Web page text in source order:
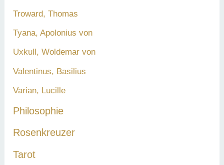
Troward, Thomas
Tyana, Apolonius von
Uxkull, Woldemar von
Valentinus, Basilius
Varian, Lucille
Philosophie
Rosenkreuzer
Tarot